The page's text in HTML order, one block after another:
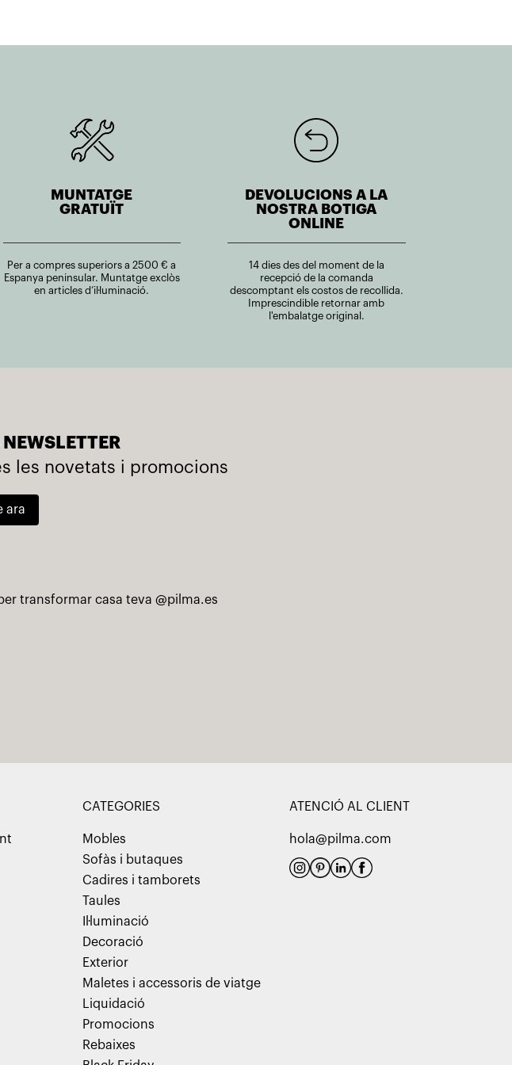
MUNTATGE
GRATUÏT
Per a compres superiors a 2500 € a
Espanya peninsular. Muntatge exclòs
en articles d’il·luminació.
DEVOLUCIONS A LA
NOSTRA BOTIGA
ONLINE
14 dies des del moment de la
recepció de la comanda
descomptant els costos de recollida.
Imprescindible retornar amb
l'embalatge original.
les novetats i promocions
ara
transformar casa teva @pilma.es
CATEGORIES
Mobles
Sofàs i butaques
Cadires i tamborets
Taules
Il·luminació
Decoració
Exterior
Maletes i accessoris de viatge
Liquidació
Promocions
Rebaixes
ATENCIÓ AL CLIENT
hola@pilma.com